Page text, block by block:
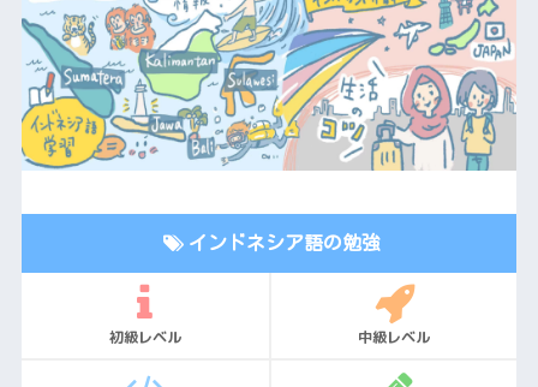
インドネシア語の勉強
初級レベル 中級レベル